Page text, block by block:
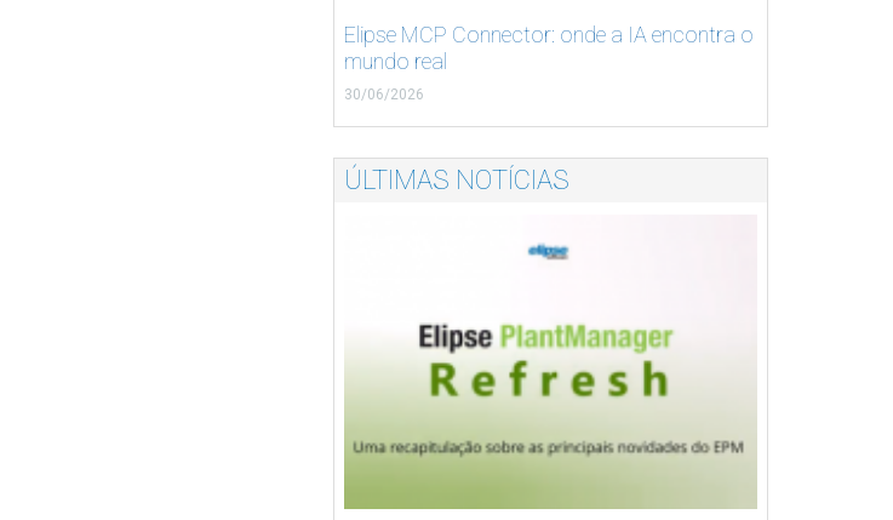
Elipse MCP Connector: onde a IA encontra o
mundo real
30/06/2026
ÚLTIMAS NOTÍCIAS